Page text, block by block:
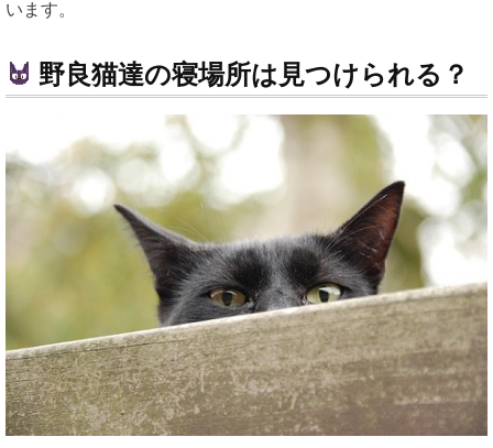
います。
野良猫達の寝場所は見つけられる？